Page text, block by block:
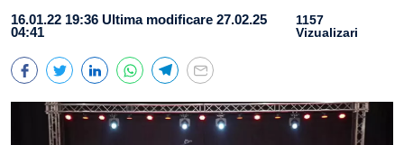
16.01.22 19:36 Ultima modificare 27.02.25
04:41
1157
Vizualizari